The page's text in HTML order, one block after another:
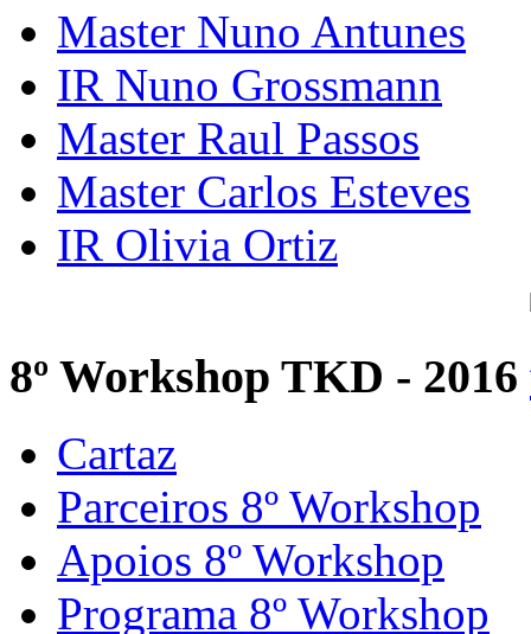
Master Nuno Antunes
IR Nuno Grossmann
Master Raul Passos
Master Carlos Esteves
IR Olivia Ortiz
8º Workshop TKD - 2016
Cartaz
Parceiros 8º Workshop
Apoios 8º Workshop
Programa 8º Workshop